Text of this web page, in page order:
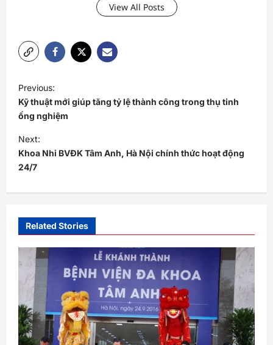
View All Posts
o
s
t
n
a
v
g
a
t
o
n
Previous:
Kỹ thuật mới giúp tăng tỷ lệ thành công trong thụ tinh
ống nghiệm
Next:
Khoa Nhi BVĐK Tâm Anh, Hà Nội chính thức hoạt động
24/7
Related Stories